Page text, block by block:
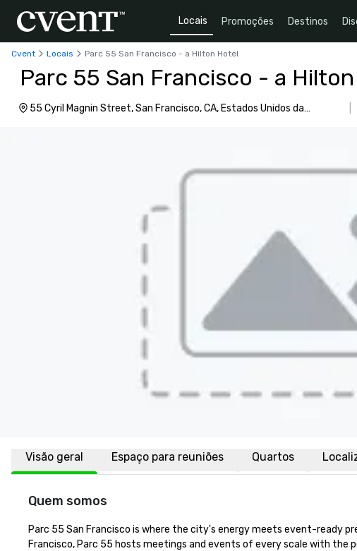
Locais Promoções Destinos
Cvent Locais Parc 55 San Francisco - a Hilton Hotel
Parc 55 San Francisco - a
55 Cyril Magnin Street, San Francisco, CA, Estados Unidos da
Visão geral Espaço para reuniões Quartos
Quem somos
Parc 55 San Francisco is where the city's energy meets event-ready
Francisco, Parc 55 hosts meetings and events of every scale with